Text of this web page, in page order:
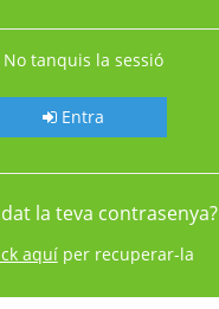
No tanquis la sessió
Entra
la teva contrasenya?
aquíper recuperar-la